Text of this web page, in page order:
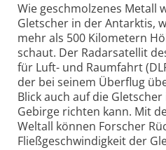
Wie geschmolzenes Metall
Gletscher in der Antarktis,
mehr als 500 Kilometern
schaut. Der Radarsatellit
für Luft- und Raumfahrt
der bei seinem Überflug
Blick auch auf die
Gebirge richten kann. Mit
Weltall können Forscher
Fließgeschwindigkeit der